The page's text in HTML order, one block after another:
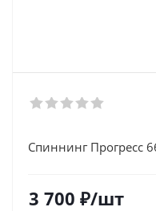
Спиннинг Прогресс
3 700 ₽/шт